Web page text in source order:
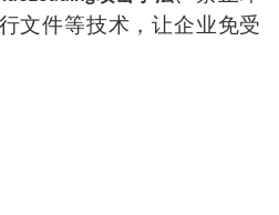
文件等技术，让企业免受